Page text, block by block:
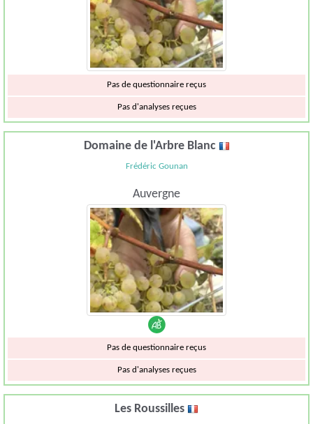
Pas de questionnaire reçus
Pas d'analyses reçues
Domaine de l'Arbre Blanc
Frédéric Gounan
Auvergne
Pas de questionnaire reçus
Pas d'analyses reçues
Les Roussilles